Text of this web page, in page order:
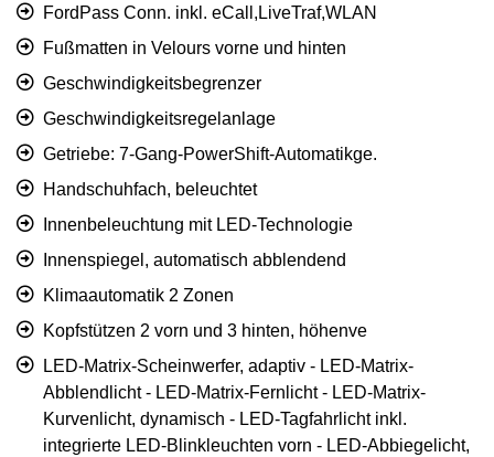
FordPass Conn. inkl. eCall,LiveTraf,WLAN
Fußmatten in Velours vorne und hinten
Geschwindigkeitsbegrenzer
Geschwindigkeitsregelanlage
Getriebe: 7-Gang-PowerShift-Automatikge.
Handschuhfach, beleuchtet
Innenbeleuchtung mit LED-Technologie
Innenspiegel, automatisch abblendend
Klimaautomatik 2 Zonen
Kopfstützen 2 vorn und 3 hinten, höhenve
LED-Matrix-Scheinwerfer, adaptiv - LED-Matrix-
Abblendlicht - LED-Matrix-Fernlicht - LED-Matrix-
Kurvenlicht, dynamisch - LED-Tagfahrlicht inkl.
integrierte LED-Blinkleuchten vorn - LED-Abbiegelicht,